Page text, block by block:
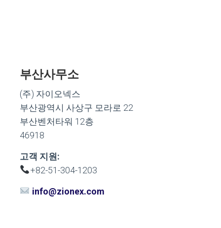
부산사무소
(주) 자이오넥스
부산광역시 사상구 모라로 22
부산벤처타워 12층
46918
고객 지원:
+82-51-304-1203
info@zionex.com